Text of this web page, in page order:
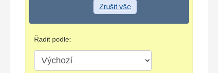
Zrušit vše
Řadit podle: